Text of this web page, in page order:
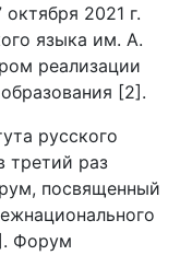
2021 г.
языка им. А.
реализации
[2].
русского
третий раз
посвященный
Форум